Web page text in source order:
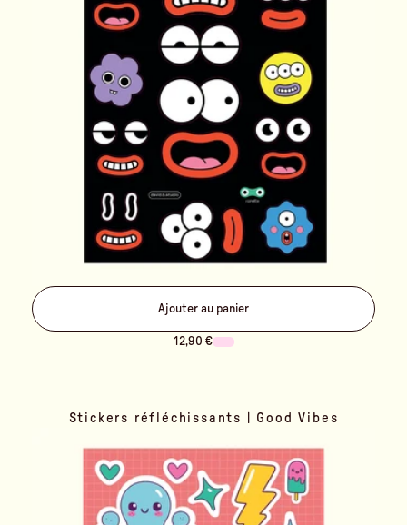
Ajouter au panier
12,90 €
Stickers réfléchissants | Good Vibes